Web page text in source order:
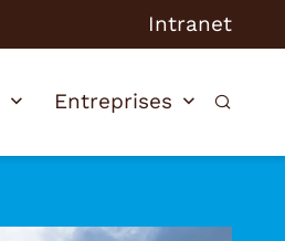
Intranet
Entreprises